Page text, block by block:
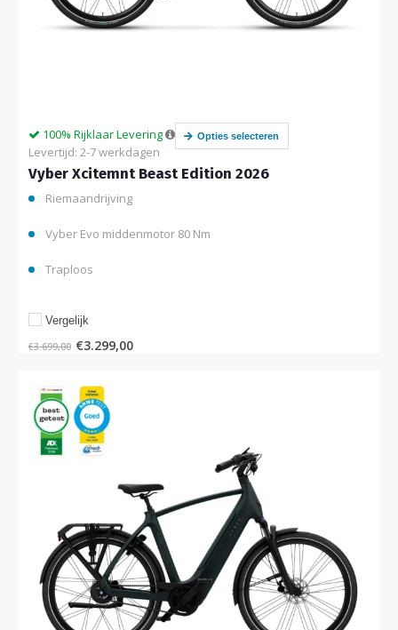
Vyber Xcitemnt Beast Edition 2026
100% Rijklaar Levering
Levertijd: 2-7 werkdagen
Riemaandrijving
Vyber Evo middenmotor 80 Nm
Traploos
€3.699,00 €3.299,00
Opties selecteren
Vergelijk